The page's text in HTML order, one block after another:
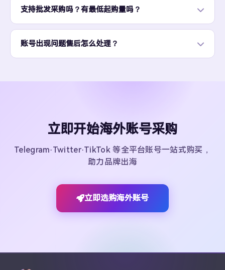
支持批发采购吗？有最低起购量吗？
账号出现问题售后怎么处理？
立即开始海外账号采购
Telegram·Twitter·TikTok 等全平台账号一站式购买，
助力品牌出海
立即选购海外账号